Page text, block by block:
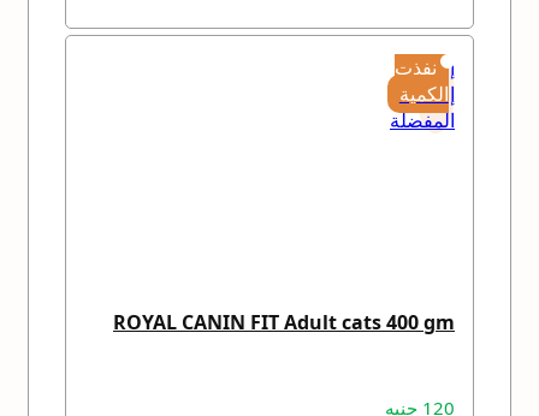
نفذت
الكمية
إضافة
إلى
المفضلة
ROYAL CANIN FIT Adult cats 400 gm
120 جنيه